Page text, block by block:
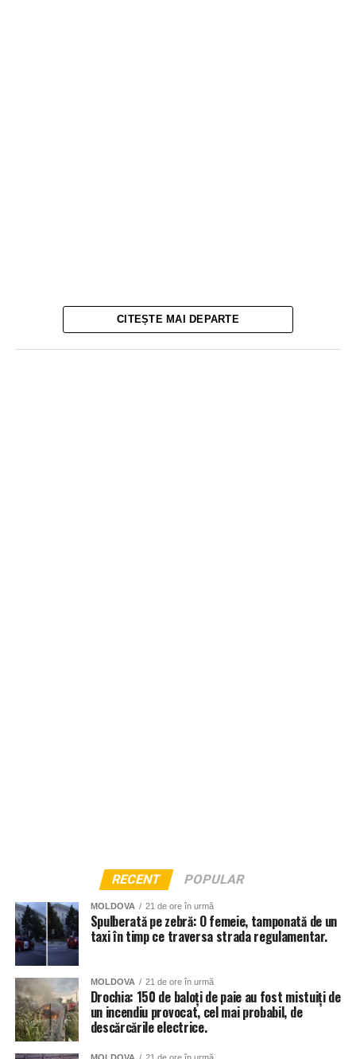
CITEȘTE MAI DEPARTE
RECENT POPULAR
MOLDOVA 21 de ore în urmă
Spulberată pe zebră: O femeie, tamponată de un
taxi în timp ce traversa strada regulamentar.
MOLDOVA 21 de ore în urmă
Drochia: 150 de baloți de paie au fost mistuiți de
un incendiu provocat, cel mai probabil, de
descărcările electrice.